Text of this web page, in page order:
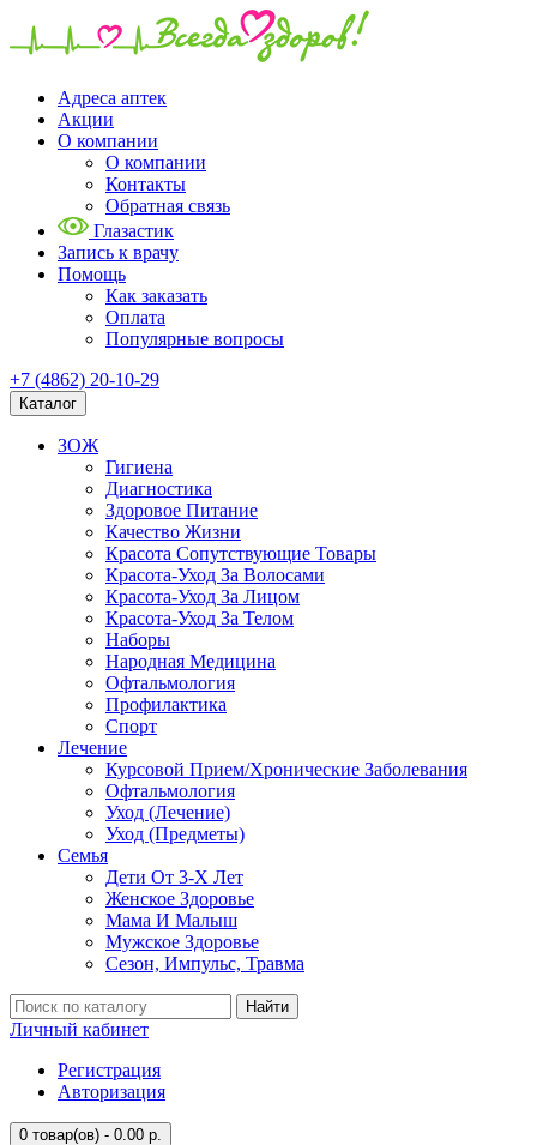
Адреса аптек
Акции
О компании
О компании
Контакты
Обратная связь
Глазастик
Запись к врачу
Помощь
Как заказать
Оплата
Популярные вопросы
+7 (4862) 20-10-29
Каталог
ЗОЖ
Гигиена
Диагностика
Здоровое Питание
Качество Жизни
Красота Сопутствующие Товары
Красота-Уход За Волосами
Красота-Уход За Лицом
Красота-Уход За Телом
Наборы
Народная Медицина
Офтальмология
Профилактика
Спорт
Лечение
Курсовой Прием/Хронические Заболевания
Офтальмология
Уход (Лечение)
Уход (Предметы)
Семья
Дети От 3-Х Лет
Женское Здоровье
Мама И Малыш
Мужское Здоровье
Сезон, Импульс, Травма
Найти
Личный кабинет
Регистрация
Авторизация
0 товар(ов) - 0.00 р.